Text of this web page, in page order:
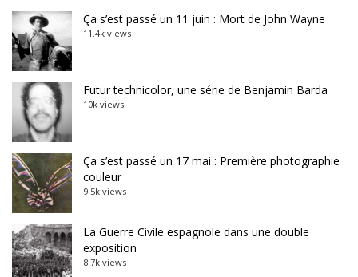
Ça s’est passé un 11 juin : Mort de John Wayne
11.4k views
Futur technicolor, une série de Benjamin Barda
10k views
Ça s’est passé un 17 mai : Première photographie
couleur
9.5k views
La Guerre Civile espagnole dans une double
exposition
8.7k views